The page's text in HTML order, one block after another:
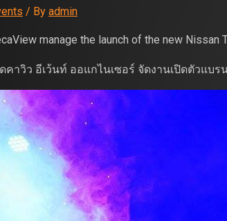
/ By admin
manage the launch of the new Nissan
คาวิว อีเว้นท์ ออแกไนเซอร์ จัดงานเปิดตัวแ